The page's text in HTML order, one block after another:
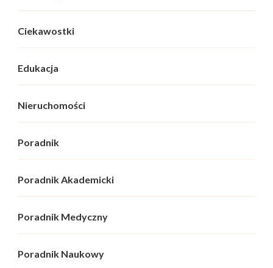
Ciekawostki
Edukacja
Nieruchomości
Poradnik
Poradnik Akademicki
Poradnik Medyczny
Poradnik Naukowy